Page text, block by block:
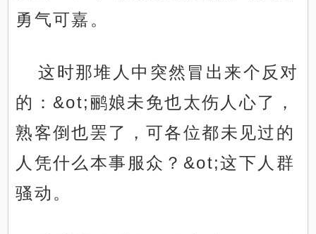
勇气可嘉。
这时那堆人中突然冒出来个反对
的：&ot;鹂娘未免也太伤人心了，
熟客倒也罢了，可各位都未见过的
人凭什么本事服众？&ot;这下人群
骚动。